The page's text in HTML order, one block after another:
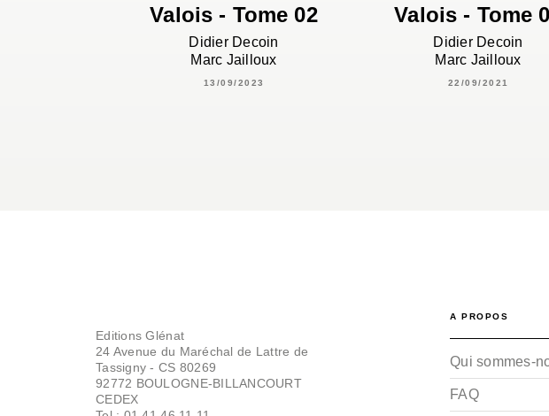
Valois - Tome 02
Didier Decoin
Marc Jailloux
13/09/2023
Valois - Tome
Didier Decoin
Marc Jailloux
22/09/2021
Editions Glénat
24 Avenue du Maréchal de Lattre de
Tassigny - CS 80269
92772 BOULOGNE-BILLANCOURT
CEDEX
A PROPOS
Qui sommes-
FAQ